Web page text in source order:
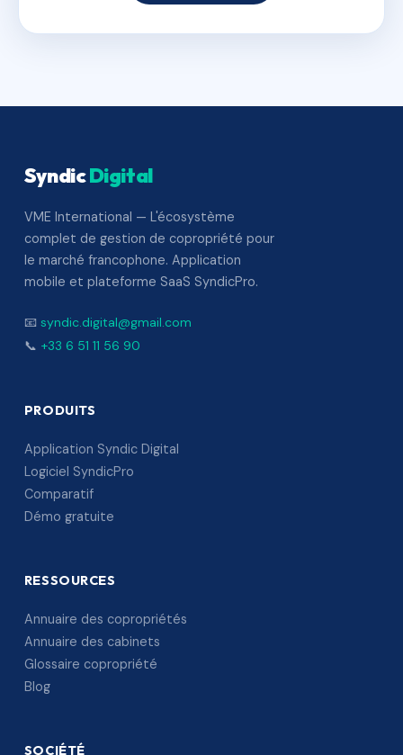
SyndicDigital
VME International — L'écosystème
complet de gestion de copropriété pour
le marché francophone. Application
mobile et plateforme SaaS SyndicPro.
📧 syndic.digital@gmail.com
📞 +33 6 51 11 56 90
PRODUITS
Application Syndic Digital
Logiciel SyndicPro
Comparatif
Démo gratuite
RESSOURCES
Annuaire des copropriétés
Annuaire des cabinets
Glossaire copropriété
Blog
SOCIÉTÉ